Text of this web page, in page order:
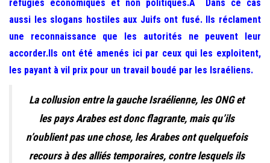
réfugiés économiques et non politiques.Â Dans ce cas
aussi les slogans hostiles aux Juifs ont fusé. Ils réclament
une reconnaissance que les autorités ne peuvent leur
accorder.Ils ont été amenés ici par ceux qui les exploitent,
les payant à vil prix pour un travail boudé par les Israéliens.
La collusion entre la gauche Israélienne, les ONG et
les pays Arabes est donc flagrante, mais qu’ils
n’oublient pas une chose, les Arabes ont quelquefois
recours à des alliés temporaires, contre lesquels ils